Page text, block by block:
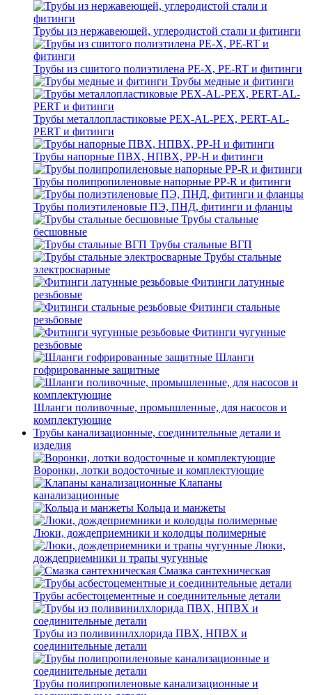
Трубы из нержавеющей, углеродистой стали и фитинги
Трубы из сшитого полиэтилена PE-X, PE-RT и фитинги
Трубы медные и фитинги
Трубы металлопластиковые PEX-AL-PEX, PERT-AL-
PERT и фитинги
Трубы напорные ПВХ, НПВХ, PP-H и фитинги
Трубы полипропиленовые напорные PP-R и фитинги
Трубы полиэтиленовые ПЭ, ПНД, фитинги и фланцы
Трубы стальные
бесшовные
Трубы стальные ВГП
Трубы стальные
электросварные
Фитинги латунные
резьбовые
Фитинги стальные
резьбовые
Фитинги чугунные
резьбовые
Шланги
гофрированные защитные
Шланги поливочные, промышленные, для насосов и
комплектующие
Трубы канализационные, соединительные детали и
изделия
Воронки, лотки водосточные и комплектующие
Клапаны
канализационные
Кольца и манжеты
Люки, дождеприемники и колодцы полимерные
Люки,
дождеприемники и трапы чугунные
Смазка сантехническая
Трубы асбестоцементные и соединительные детали
Трубы из поливинилхлорида ПВХ, НПВХ и
соединительные детали
Трубы полипропиленовые канализационные и